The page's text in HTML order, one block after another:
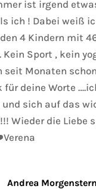
ist irgend
ich ! Dabei weiß
4 Kindern mit
Kein Sport , kein
seit Monaten
für deine Worte
und sich auf das
Wieder die Liebe
Andrea Morgenstern